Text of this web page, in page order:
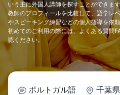
いう主に外国人講師を探すことができます
教師のプロフィールを比較して、語学レ
やスピーキング練習などの個人指導を依
初めてのご利用の際には、 よくある質問
認ください。
ポルトガル語 千葉県